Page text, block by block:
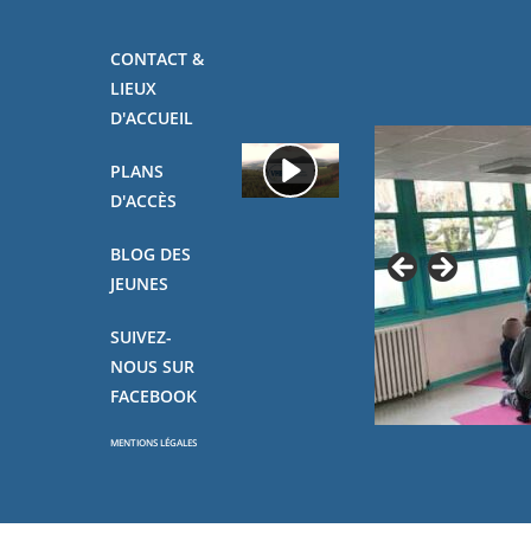
CONTACT &
LIEUX
D'ACCUEIL
PLANS
D'ACCÈS
BLOG DES
JEUNES
SUIVEZ-
NOUS SUR
FACEBOOK
MENTIONS LÉGALES